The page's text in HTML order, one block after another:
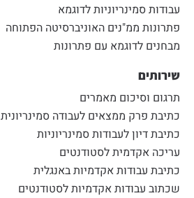
עבודות סמינריוניות לדוגמא
פתרונות ממ"נים האוניברסיטה הפתוחה
מבחנים לדוגמא עם פתרונות
שירותים
תרגום וסיכום מאמרים
כתיבת פרק ממצאים לעבודה סמינריונית
כתיבת דיון לעבודות סמינריוניות
עריכה אקדמית לסטודנטים
כתיבת עבודות אקדמיות באנגלית
שכתוב עבודות אקדמיות לסטודנטים